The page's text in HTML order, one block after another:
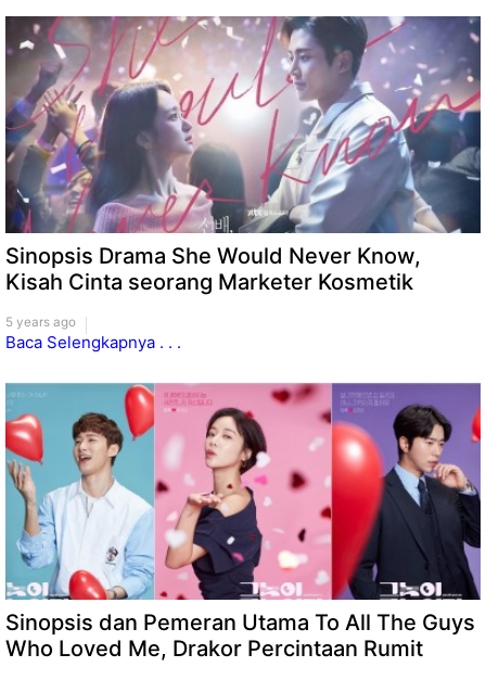
Sinopsis Drama She Would Never Know,
Kisah Cinta seorang Marketer Kosmetik
5 years ago
Baca Selengkapnya . . .
Sinopsis dan Pemeran Utama To All The Guys
Who Loved Me, Drakor Percintaan Rumit